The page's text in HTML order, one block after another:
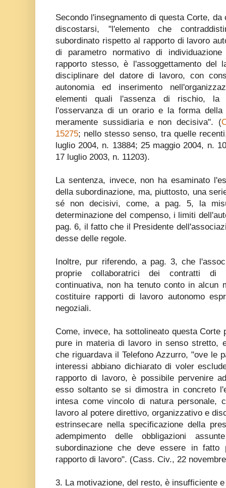
Secondo l'insegnamento di questa Corte,
discostarsi, "l'elemento che
subordinato rispetto al rapporto di lavoro
di parametro normativo di
rapporto stesso, è l'assoggettamento del
disciplinare del datore di lavoro, con
autonomia ed inserimento
elementi quali l'assenza di rischio, la
l'osservanza di un orario e la forma della
meramente sussidiaria e non decisiva". (
15275; nello stesso senso, tra quelle
luglio 2004, n. 13884; 25 maggio 2004, n.
17 luglio 2003, n. 11203).
La sentenza, invece, non ha esaminato
della subordinazione, ma, piuttosto, una
sé non decisivi, come, a pag. 5, la
determinazione del compenso, i limiti
pag. 6, il fatto che il Presidente
desse delle regole.
Inoltre, pur riferendo, a pag. 3, che
proprie collaboratrici dei contratti di
continuativa, non ha tenuto conto in alcun
costituire rapporti di lavoro autonomo
negoziali.
Come, invece, ha sottolineato questa
pure in materia di lavoro in senso stretto,
che riguardava il Telefono Azzurro, "ove le
interessi abbiano dichiarato di voler
rapporto di lavoro, è possibile pervenire
esso soltanto se si dimostra in concreto
intesa come vincolo di natura personale,
lavoro al potere direttivo, organizzativo e
estrinsecare nella specificazione della
adempimento delle obbligazioni
subordinazione che deve essere in fatto
rapporto di lavoro". (Cass. Civ., 22
3. La motivazione, del resto, è insufficiente